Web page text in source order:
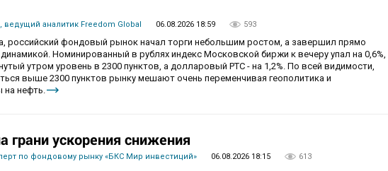
ведущий аналитик Freedom Global 06.08.2026 18:59 593
российский фондовый рынок начал торги небольшим ростом, а завершил прямо
Номинированный в рублях индекс Московской биржи к вечеру упал на 0,6%,
утром уровень в 2300 пунктов, а долларовый РТС - на 1,2%. По всей видимости,
выше 2300 пунктов рынку мешают очень переменчивая геополитика и
нефть.
грани ускорения снижения
по фондовому рынку «БКС Мир инвестиций» 06.08.2026 18:15 613